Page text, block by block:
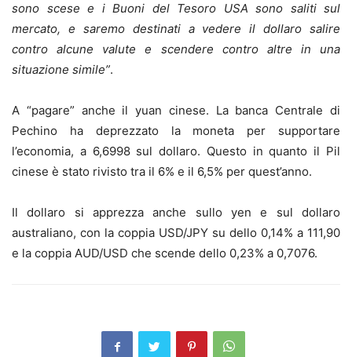
sono scese e i Buoni del Tesoro USA sono saliti sul
mercato, e saremo destinati a vedere il dollaro salire
contro alcune valute e scendere contro altre in una
situazione simile”.
A “pagare” anche il yuan cinese. La banca Centrale di
Pechino ha deprezzato la moneta per supportare
l’economia, a 6,6998 sul dollaro. Questo in quanto il Pil
cinese è stato rivisto tra il 6% e il 6,5% per quest’anno.
Il dollaro si apprezza anche sullo yen e sul dollaro
australiano, con la coppia USD/JPY su dello 0,14% a 111,90
e la coppia AUD/USD che scende dello 0,23% a 0,7076.